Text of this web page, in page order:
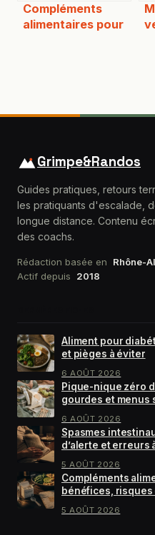
Compléments
alimentaires pour
Grimpe&Randos
Guides pratiques, retours
les pratiquants d'escalade,
longue distance. Contenu
des coachs.
Rédaction basée en
Rhône-
Actif depuis
2018
Aliment pour
et pièges à éviter
6 AOÛT 2026
Pique-nique zéro
gourdes et menus
6 AOÛT 2026
Spasmes
d’alerte et erreurs
5 AOÛT 2026
Compléments
bénéfices,
essentielles
5 AOÛT 2026